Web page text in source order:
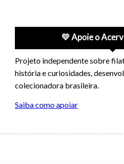
💛 Apoie o
Projeto independente sobre
história e curiosidades,
colecionadora brasileira.
Saiba como apoiar